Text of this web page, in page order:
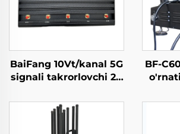
BaiFang 10Vt/kanal 5G
signali takrorlovchi 2G
BF-